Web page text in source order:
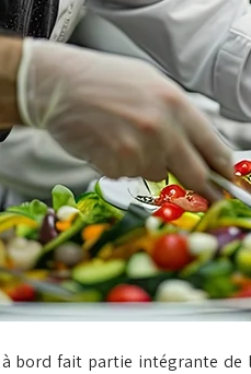
bord fait partie intégrante